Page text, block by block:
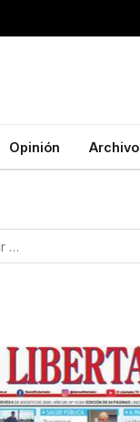
Opinión Archivo